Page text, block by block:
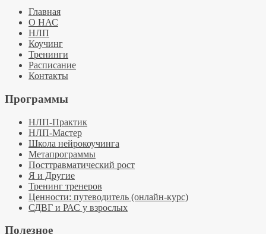
Главная
О НАС
НЛП
Коучинг
Тренинги
Расписание
Контакты
Программы
НЛП-Практик
НЛП-Мастер
Школа нейрокоучинга
Метапрограммы
Посттравматический рост
Я и Другие
Тренинг тренеров
Ценности: путеводитель (онлайн-курс)
СДВГ и РАС у взрослых
Полезное